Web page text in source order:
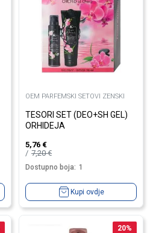
OEM PARFEMSKI SETOVI ZENSKI
TESORI SET (DEO+SH GEL)
ORHIDEJA
5,76 €
7,20€
Dostupno boja: 1
Kupi ovdje
20%